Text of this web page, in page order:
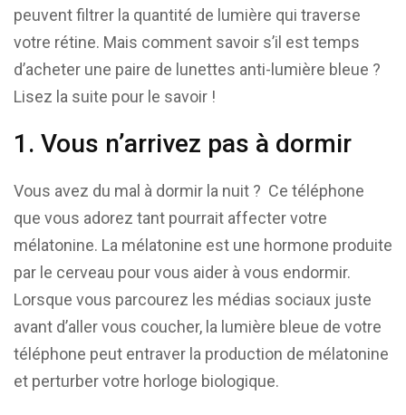
peuvent filtrer la quantité de lumière qui traverse
votre rétine. Mais comment savoir s’il est temps
d’acheter une paire de lunettes anti-lumière bleue ?
Lisez la suite pour le savoir !
1. Vous n’arrivez pas à dormir
Vous avez du mal à dormir la nuit ? Ce téléphone
que vous adorez tant pourrait affecter votre
mélatonine. La mélatonine est une hormone produite
par le cerveau pour vous aider à vous endormir.
Lorsque vous parcourez les médias sociaux juste
avant d’aller vous coucher, la lumière bleue de votre
téléphone peut entraver la production de mélatonine
et perturber votre horloge biologique.